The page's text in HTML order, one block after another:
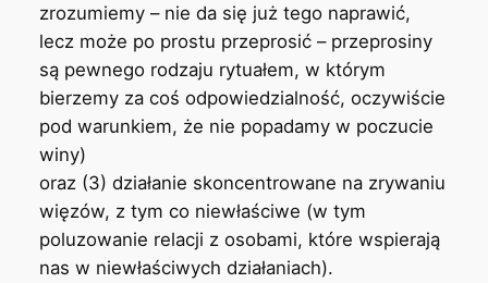
zrozumiemy – nie da się już tego naprawić,
lecz może po prostu przeprosić – przeprosiny
są pewnego rodzaju rytuałem, w którym
bierzemy za coś odpowiedzialność, oczywiście
pod warunkiem, że nie popadamy w poczucie
winy)
oraz (3) działanie skoncentrowane na zrywaniu
więzów, z tym co niewłaściwe (w tym
poluzowanie relacji z osobami, które wspierają
nas w niewłaściwych działaniach).